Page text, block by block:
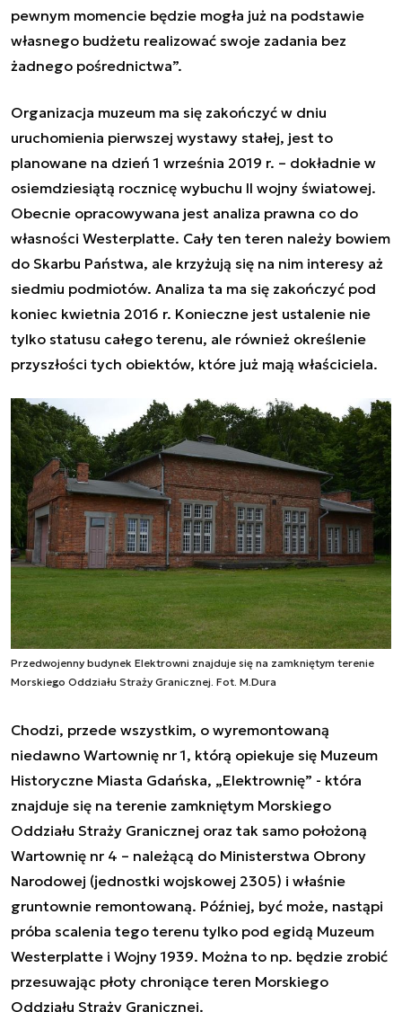
pewnym momencie będzie mogła już na podstawie
własnego budżetu realizować swoje zadania bez
żadnego pośrednictwa”.
Organizacja muzeum ma się zakończyć w dniu
uruchomienia pierwszej wystawy stałej, jest to
planowane na dzień 1 września 2019 r. – dokładnie w
osiemdziesiątą rocznicę wybuchu II wojny światowej.
Obecnie opracowywana jest analiza prawna co do
własności Westerplatte. Cały ten teren należy bowiem
do Skarbu Państwa, ale krzyżują się na nim interesy aż
siedmiu podmiotów. Analiza ta ma się zakończyć pod
koniec kwietnia 2016 r. Konieczne jest ustalenie nie
tylko statusu całego terenu, ale również określenie
przyszłości tych obiektów, które już mają właściciela.
Przedwojenny budynek Elektrowni znajduje się na zamkniętym terenie
Morskiego Oddziału Straży Granicznej. Fot. M.Dura
Chodzi, przede wszystkim, o wyremontowaną
niedawno Wartownię nr 1, którą opiekuje się Muzeum
Historyczne Miasta Gdańska, „Elektrownię” - która
znajduje się na terenie zamkniętym Morskiego
Oddziału Straży Granicznej oraz tak samo położoną
Wartownię nr 4 – należącą do Ministerstwa Obrony
Narodowej (jednostki wojskowej 2305) i właśnie
gruntownie remontowaną. Później, być może, nastąpi
próba scalenia tego terenu tylko pod egidą Muzeum
Westerplatte i Wojny 1939. Można to np. będzie zrobić
przesuwając płoty chroniące teren Morskiego
Oddziału Straży Granicznej.